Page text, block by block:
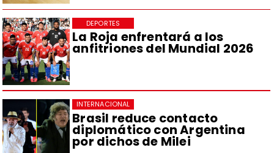
La Roja enfrentará a los
anfitriones del Mundial 2026
DEPORTES
Brasil reduce contacto
diplomático con Argentina
por dichos de Milei
INTERNACIONAL